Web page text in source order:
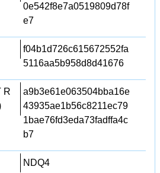
0e542f8e7a0519809d78f
e7
f04b1d726c615672552fa
5116aa5b958d8d41676
R
a9b3e61e063504bba16e
43935ae1b56c8211ec79
1bae76fd3eda73fadffa4c
b7
NDQ4